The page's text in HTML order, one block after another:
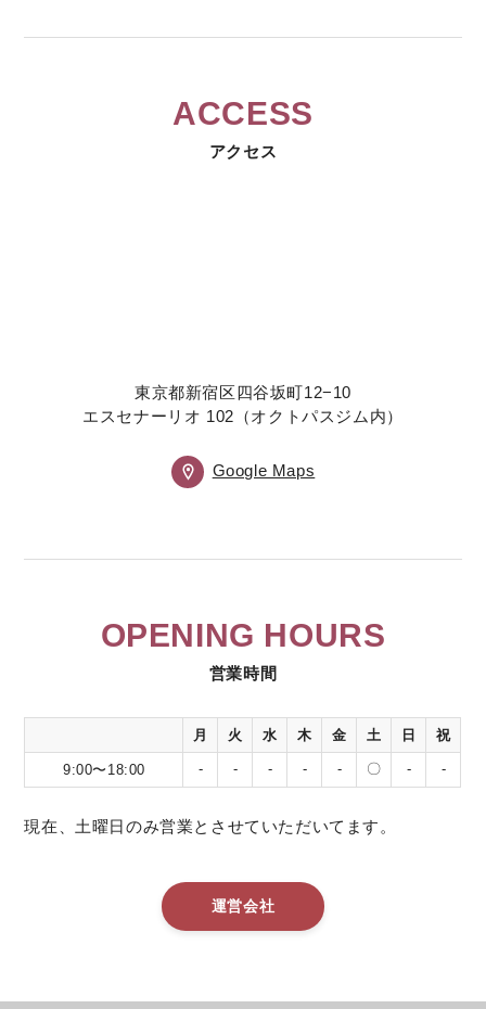
ACCESS
アクセス
東京都新宿区四谷坂町12−10
エスセナーリオ 102（オクトパスジム内）
Google Maps
OPENING HOURS
営業時間
月 火 水 木 金 土 日 祝
9:00〜18:00 - - - - - 〇 - -
現在、土曜日のみ営業とさせていただいてます。
運営会社